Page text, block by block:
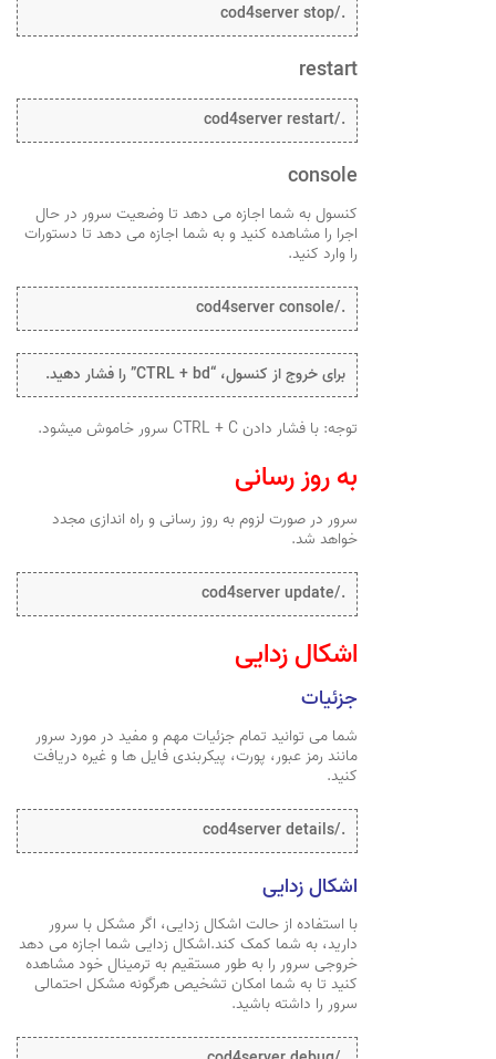
./cod4server stop
restart
./cod4server restart
console
کنسول به شما اجازه می دهد تا وضعیت سرور در حال
اجرا را مشاهده کنید و به شما اجازه می دهد تا دستورات
را وارد کنید.
./cod4server console
برای خروج از کنسول، “CTRL + bd” را فشار دهید.
توجه: با فشار دادن CTRL + C سرور خاموش میشود.
به روز رسانی
سرور در صورت لزوم به روز رسانی و راه اندازی مجدد
خواهد شد.
./cod4server update
اشکال زدایی
جزئیات
شما می توانید تمام جزئیات مهم و مفید در مورد سرور
مانند رمز عبور، پورت، پیکربندی فایل ها و غیره دریافت
کنید.
./cod4server details
اشکال زدایی
با استفاده از حالت اشکال زدایی، اگر مشکل با سرور
دارید، به شما کمک کند.اشکال زدایی شما اجازه می دهد
خروجی سرور را به طور مستقیم به ترمینال خود مشاهده
کنید تا به شما امکان تشخیص هرگونه مشکل احتمالی
سرور را داشته باشید.